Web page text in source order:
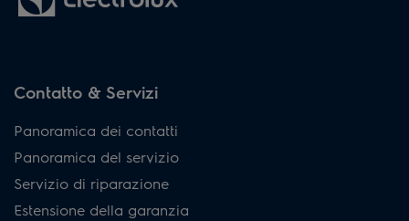
Contatto & Servizi
Panoramica dei contatti
Panoramica del servizio
Servizio di riparazione
Estensione della garanzia